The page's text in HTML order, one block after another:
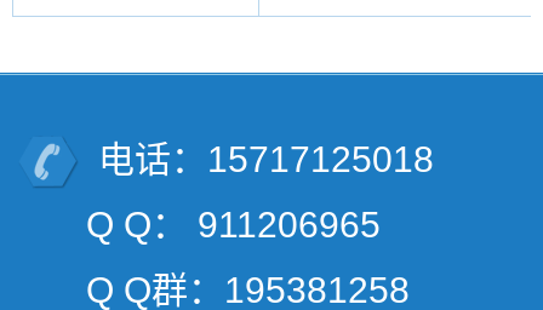
电话：15717125018
Q Q： 911206965
Q Q群：195381258